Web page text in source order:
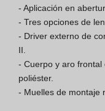
Finishes
BOYA OUT
Soluciones
Mejores
- Aplicación en
- Tres opciones de
- Driver externo de
II.
- Cuerpo y aro frontal
poliéster.
- Muelles de montaje